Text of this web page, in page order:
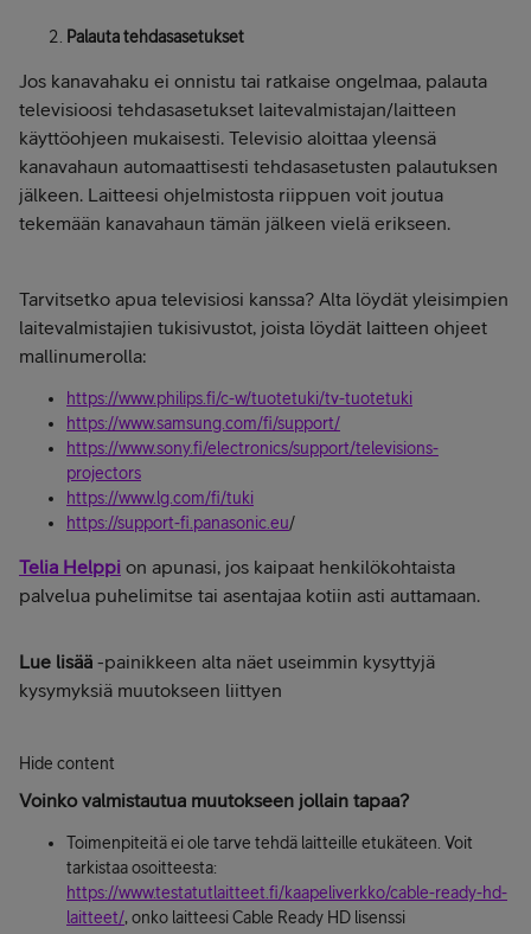
Palauta tehdasasetukset
Jos kanavahaku ei onnistu tai ratkaise ongelmaa, palauta
televisioosi tehdasasetukset laitevalmistajan/laitteen
käyttöohjeen mukaisesti. Televisio aloittaa yleensä
kanavahaun automaattisesti tehdasasetusten palautuksen
jälkeen. Laitteesi ohjelmistosta riippuen voit joutua
tekemään kanavahaun tämän jälkeen vielä erikseen.
Tarvitsetko apua televisiosi kanssa? Alta löydät yleisimpien
laitevalmistajien tukisivustot, joista löydät laitteen ohjeet
mallinumerolla:
https://www.philips.fi/c-w/tuotetuki/tv-tuotetuki
https://www.samsung.com/fi/support/
https://www.sony.fi/electronics/support/televisions-
projectors
https://www.lg.com/fi/tuki
https://support-fi.panasonic.eu/
Telia Helppi on apunasi, jos kaipaat henkilökohtaista
palvelua puhelimitse tai asentajaa kotiin asti auttamaan.
Lue lisää -painikkeen alta näet useimmin kysyttyjä
kysymyksiä muutokseen liittyen
Hide content
Voinko valmistautua muutokseen jollain tapaa?
Toimenpiteitä ei ole tarve tehdä laitteille etukäteen. Voit
tarkistaa osoitteesta:
https://www.testatutlaitteet.fi/kaapeliverkko/cable-ready-hd-
laitteet/, onko laitteesi Cable Ready HD lisenssi